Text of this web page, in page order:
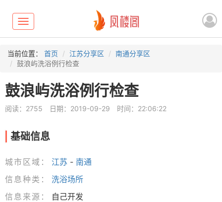
Toggle
navigation
当前位置： 首页 江苏分享区
南通分享区
鼓浪屿洗浴例行检查
鼓浪屿洗浴例行检查
阅读：2755 日期：2019-09-29 时间：22:06:22
基础信息
城市区域： 江苏 - 南通
信息种类：
洗浴场所
信息来源：
自己开发